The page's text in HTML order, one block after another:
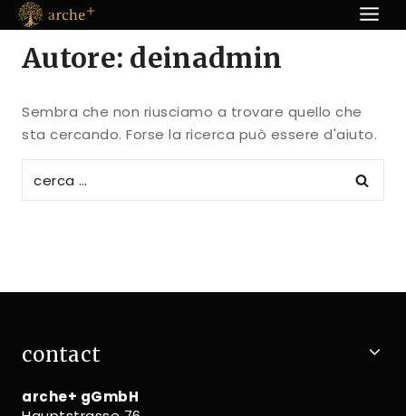
Vai
al
contenuto
Autore: deinadmin
Sembra che non riusciamo a trovare quello che
sta cercando. Forse la ricerca può essere d'aiuto.
contact
arche+ gGmbH